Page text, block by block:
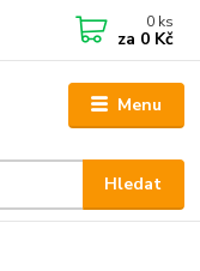
Menu
Hledat
0 ks
za 0 Kč